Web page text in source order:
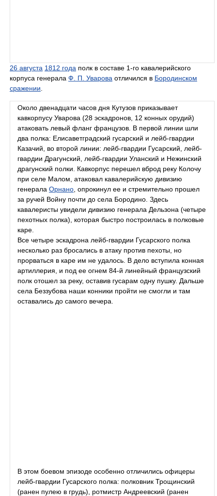
26 августа 1812 года полк в составе 1-го кавалерийского
корпуса генерала Ф. П. Уварова отличился в Бородинском
сражении
Около двенадцати часов дня Кутузов приказывает
кавкорпусу Уварова (28 эскадронов, 12 конных орудий)
атаковать левый фланг французов. В первой линии шли
два полка: Елисаветградский гусарский и лейб-гвардии
Казачий, во второй линии: лейб-гвардии Гусарский, лейб-
гвардии Драгунский, лейб-гвардии Уланский и Нежинский
драгунский полки. Кавкорпус перешел вброд реку Колочу
при селе Малом, атаковал кавалерийскую дивизию
генерала Орнано , опрокинул ее и стремительно прошел
за ручей Войну почти до села Бородино. Здесь
кавалеристы увидели дивизию генерала Дельзона (четыре
пехотных полка), которая быстро построилась в полковые
каре.
Все четыре эскадрона лейб-гвардии Гусарского полка
несколько раз бросались в атаку против пехоты, но
прорваться в каре им не удалось. В дело вступила конная
артиллерия, и под ее огнем 84-й линейный французский
полк отошел за реку, оставив гусарам одну пушку. Дальше
села Беззубова наши конники пройти не смогли и там
оставались до самого вечера.
В этом боевом эпизоде особенно отличились офицеры
лейб-гвардии Гусарского полка: полковник Трощинский
(ранен пулею в грудь), ротмистр Андреевский (ранен